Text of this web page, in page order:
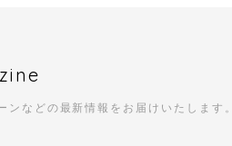
ンなどの最新情報をお届けいたします。